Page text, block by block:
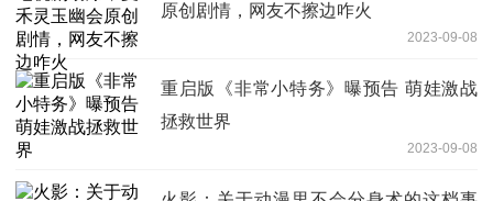
原创剧情，网友不擦边咋火
2023-09-08
重启版《非常小特务》曝预告 萌娃激战
拯救世界
2023-09-08